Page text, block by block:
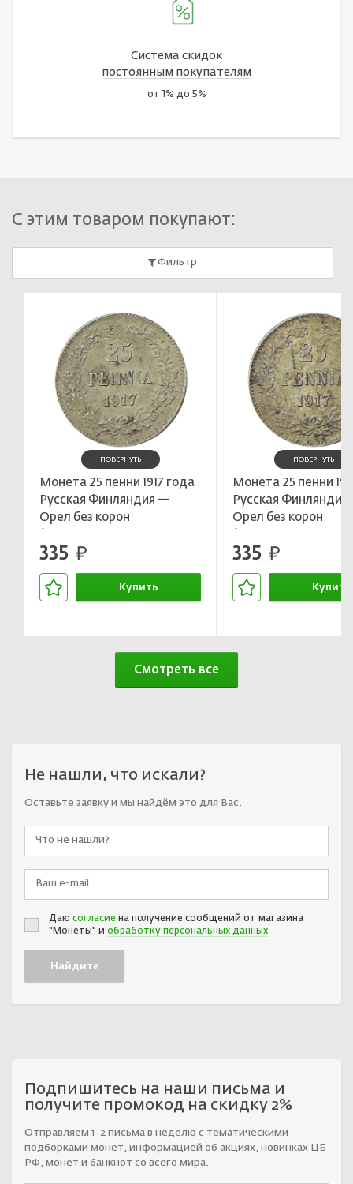
Система скидок
постоянным покупателям
от 1% до 5%
С этим товаром покупают:
Фильтр
ПОВЕРНУТЬ
Монета 25 пенни 1917 года
Русская Финляндия —
Орел без корон
правительство)
335 руб.
Купить
ПОВЕРНУТЬ
Монета 25 пенни
Русская
Орел без корон
правительство)
335 руб.
Купить
Смотреть все
Не нашли, что искали?
Оставьте заявку и мы найдём это для Вас.
Даю согласие на получение сообщений от магазина
"Монеты" и обработку персональных данных
Подпишитесь на наши письма и
получите промокод на скидку 2%
Отправляем 1-2 письма в неделю с тематическими
подборками монет, информацией об акциях, новинках ЦБ
РФ, монет и банкнот со всего мира.